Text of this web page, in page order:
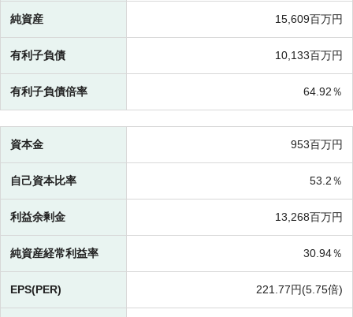
純資産 15,609百万円
有利子負債 10,133百万円
有利子負債倍率 64.92％
資本金 953百万円
自己資本比率 53.2％
利益余剰金 13,268百万円
純資産経常利益率 30.94％
EPS(PER) 221.77円(5.75倍)